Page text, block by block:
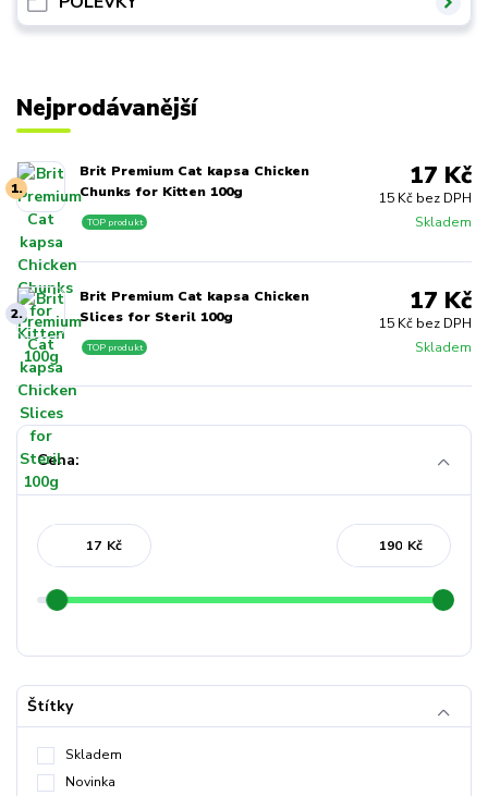
Nejprodávanější
1.
Brit Premium Cat kapsa Chicken
Chunks for Kitten 100g
Skladem
TOP produkt
17 Kč
15 Kč bez DPH
2.
Brit Premium Cat kapsa Chicken
Slices for Steril 100g
Skladem
TOP produkt
17 Kč
15 Kč bez DPH
Cena:
Kč Kč
Štítky
Skladem
Novinka